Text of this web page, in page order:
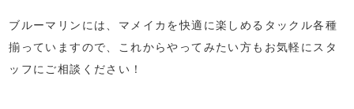
ブルーマリンには、マメイカを快適に楽しめるタックル各種
揃っていますので、これからやってみたい方もお気軽にスタ
ッフにご相談ください！